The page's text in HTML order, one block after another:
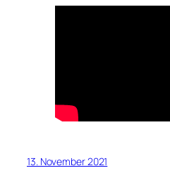
13. November 2021